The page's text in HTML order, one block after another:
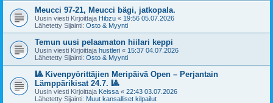
Meucci 97-21, Meucci bägi, jatkopala.
Uusin viesti Kirjoittaja Hibzu « 19:56 05.07.2026
Lähetetty Sijainti: Osto & Myynti
Temun uusi pelaamaton hiilari keppi
Uusin viesti Kirjoittaja hustleri « 15:37 04.07.2026
Lähetetty Sijainti: Osto & Myynti
🎱 Kivenpyörittäjien Meripäivä Open – Perjantain
Lämppärikisat 24.7. 🎱
Uusin viesti Kirjoittaja Keissa « 22:43 03.07.2026
Lähetetty Sijainti: Muut kansalliset kilpailut